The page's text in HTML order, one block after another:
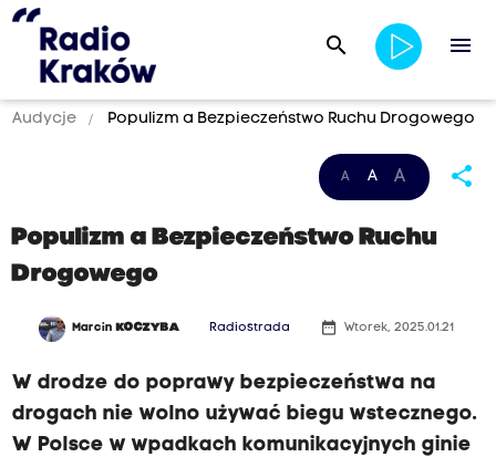
search menu
Audycje Populizm a Bezpieczeństwo Ruchu Drogowego
A A A share
Populizm a Bezpieczeństwo Ruchu
Drogowego
Marcin KOCZYBA Radiostrada date_range Wtorek, 2025.01.21
W drodze do poprawy bezpieczeństwa na
drogach nie wolno używać biegu wstecznego.
W Polsce w wpadkach komunikacyjnych ginie